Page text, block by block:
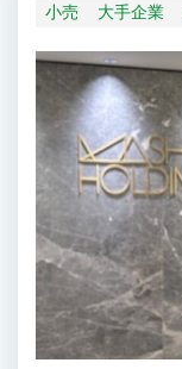
小売 大手企業